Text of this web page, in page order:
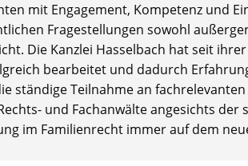
mit Engagement, Kompetenz und
Fragestellungen sowohl
Die Kanzlei Hasselbach hat seit
bearbeitet und dadurch
ständige Teilnahme an
und Fachanwälte angesichts der
im Familienrecht immer auf dem